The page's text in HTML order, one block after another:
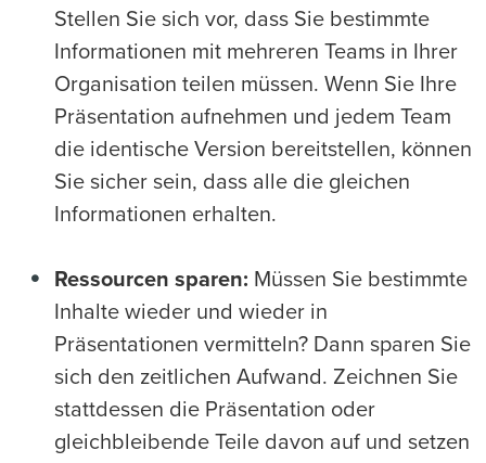
Stellen Sie sich vor, dass Sie bestimmte
Informationen mit mehreren Teams in Ihrer
Organisation teilen müssen. Wenn Sie Ihre
Präsentation aufnehmen und jedem Team
die identische Version bereitstellen, können
Sie sicher sein, dass alle die gleichen
Informationen erhalten.
Ressourcen sparen: Müssen Sie bestimmte
Inhalte wieder und wieder in
Präsentationen vermitteln? Dann sparen Sie
sich den zeitlichen Aufwand. Zeichnen Sie
stattdessen die Präsentation oder
gleichbleibende Teile davon auf und setzen